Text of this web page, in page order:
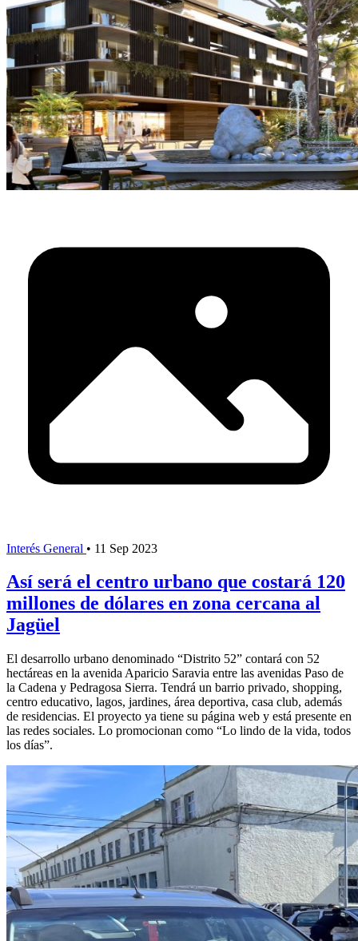
Interés General • 11 Sep 2023
Así será el centro urbano que costará 120
millones de dólares en zona cercana al
Jagüel
El desarrollo urbano denominado “Distrito 52” contará con 52
hectáreas en la avenida Aparicio Saravia entre las avenidas Paso de
la Cadena y Pedragosa Sierra. Tendrá un barrio privado, shopping,
centro educativo, lagos, jardines, área deportiva, casa club, además
de residencias. El proyecto ya tiene su página web y está presente en
las redes sociales. Lo promocionan como “Lo lindo de la vida, todos
los días”.